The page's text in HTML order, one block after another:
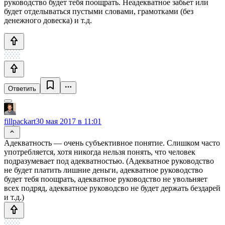
руководство будет тебя поощрать. Неадекватное забьет или
будет отделываться пустыми словами, грамотками (без
денежного довеска) и т.д.
Ответить
fillpackart30 мая 2017 в 11:01
Адекватность — очень субъективное понятие. Слишком часто
употребляется, хотя никогда нельзя понять, что человек
подразумевает под адекватностью. (Адекватное руководство
не будет платить лишние деньги, адекватное руководство
будет тебя поощрать, адекватное руководство не увольняет
всех подряд, адекватное руководсво не будет держать бездарей
и т.д.)